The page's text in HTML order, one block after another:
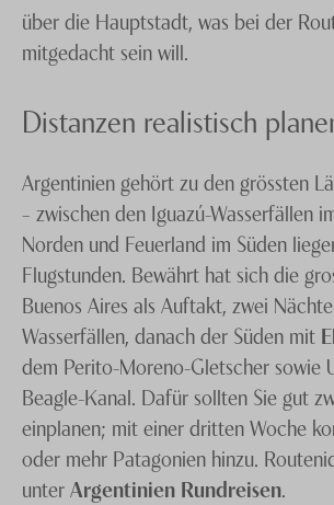
über die Hauptstadt, was bei der
mitgedacht sein will.
Distanzen realistisch
Argentinien gehört zu den grössten
– zwischen den Iguazú-Wasserfällen
Norden und Feuerland im Süden
Flugstunden. Bewährt hat sich die
Buenos Aires als Auftakt, zwei
Wasserfällen, danach der Süden mit
dem Perito-Moreno-Gletscher sowie
Beagle-Kanal. Dafür sollten Sie gut
einplanen; mit einer dritten Woche
oder mehr Patagonien hinzu.
unterArgentinien Rundreisen.